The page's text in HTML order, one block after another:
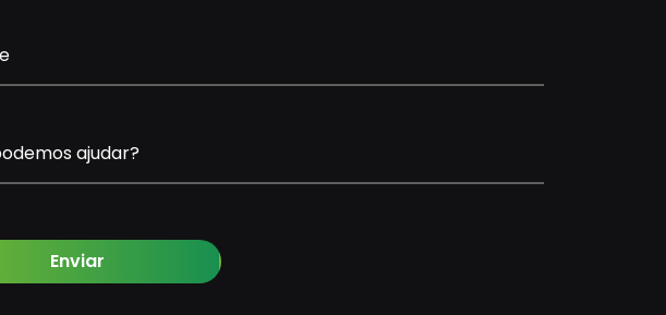
ajudar?
Enviar